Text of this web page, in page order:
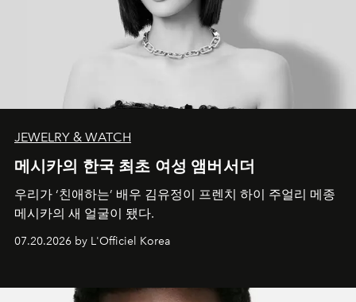
JEWELRY & WATCH
메시카의 한국 최초 여성 앰버서더
우리가 ‘친애하는’ 배우 김유정이 프렌치 하이 주얼리 메종
메시카의 새 얼굴이 됐다.
07.20.2026 by L'Officiel Korea